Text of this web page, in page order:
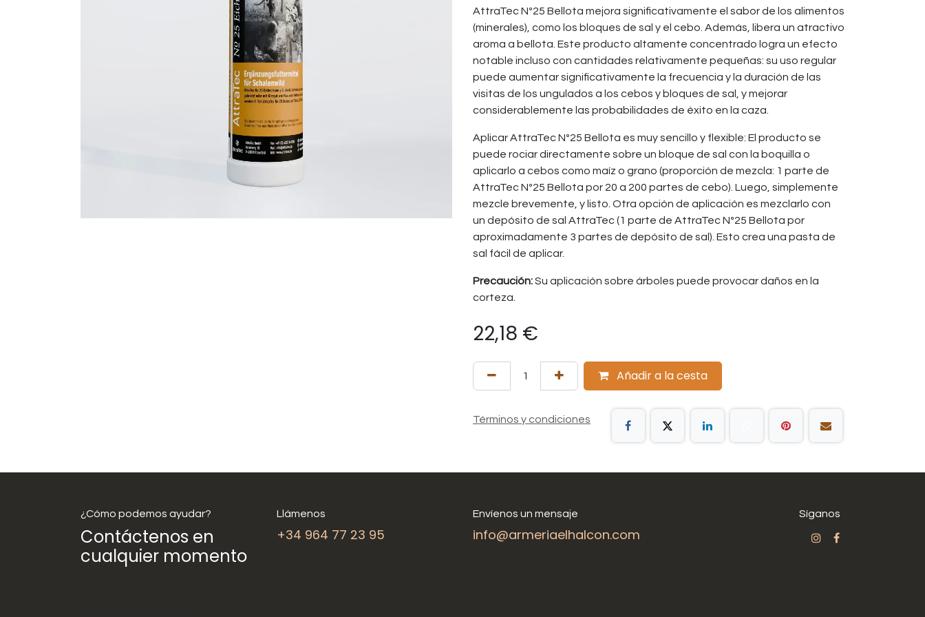
AttraTec Nº25 Bellota mejora significativamente el sabor de los alimentos
(minerales), como los bloques de sal y el cebo. Además, libera un atractivo
aroma a bellota. Este producto altamente concentrado logra un efecto
notable incluso con cantidades relativamente pequeñas: su uso regular
puede aumentar significativamente la frecuencia y la duración de las
visitas de los ungulados a los cebos y bloques de sal, y mejorar
considerablemente las probabilidades de éxito en la caza.
Aplicar AttraTec Nº25 Bellota es muy sencillo y flexible: El producto se
puede rociar directamente sobre un bloque de sal con la boquilla o
aplicarlo a cebos como maíz o grano (proporción de mezcla: 1 parte de
AttraTec Nº25 Bellota por 20 a 200 partes de cebo). Luego, simplemente
mezcle brevemente, y listo. Otra opción de aplicación es mezclarlo con
un depósito de sal AttraTec (1 parte de AttraTec Nº25 Bellota por
aproximadamente 3 partes de depósito de sal). Esto crea una pasta de
sal fácil de aplicar.
Precaución:Su aplicación sobre árboles puede provocar daños en la
corteza.
22,18 €
Añadir a la cesta
Términos y condiciones
¿Cómo podemos ayudar?
Contáctenos en
cualquier momento
Llámenos
+34 964 77 23 95
Envíenos un mensaje
info@armeriaelhalcon.com
Síganos